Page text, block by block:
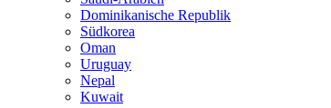
Dominikanische Republik
Südkorea
Oman
Uruguay
Nepal
Kuwait